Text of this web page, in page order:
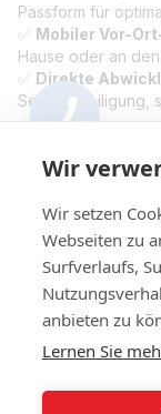
Passform für
Mobiler Vor-
Hause oder an
Direkte
Selbstbeteiligung,
Scheibentausch
Wir
Wir setzen
Webseiten zu
Surfverlaufs,
anbieten zu
Lernen Sie